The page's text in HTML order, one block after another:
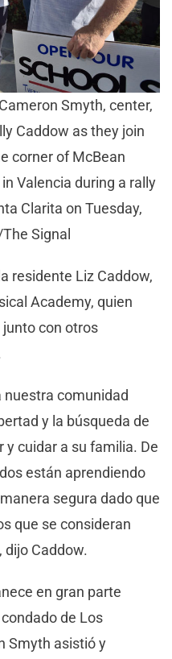
Smyth, center,
Caddow as they join
corner of McBean
Valencia during a rally
Clarita on Tuesday,
Signal
residente Liz Caddow,
Academy, quien
con otros
nuestra comunidad
y la búsqueda de
y cuidar a su familia. De
están aprendiendo
segura dado que
que se consideran
dijo Caddow.
en gran parte
de Los
Smyth asistió y